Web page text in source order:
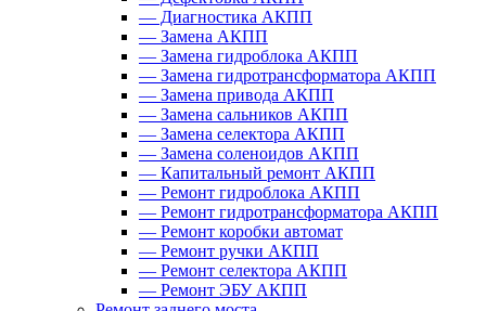
— Диагностика АКПП
— Замена АКПП
— Замена гидроблока АКПП
— Замена гидротрансформатора АКПП
— Замена привода АКПП
— Замена сальников АКПП
— Замена селектора АКПП
— Замена соленоидов АКПП
— Капитальный ремонт АКПП
— Ремонт гидроблока АКПП
— Ремонт гидротрансформатора АКПП
— Ремонт коробки автомат
— Ремонт ручки АКПП
— Ремонт селектора АКПП
— Ремонт ЭБУ АКПП